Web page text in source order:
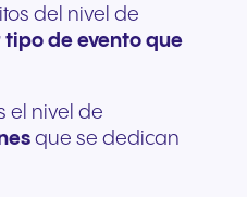
del nivel de
de evento que
el nivel de
que se dedican